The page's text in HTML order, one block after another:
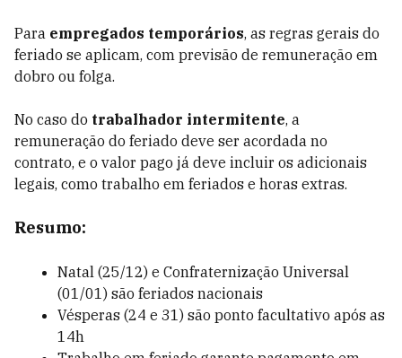
Para empregados temporários, as regras gerais do
feriado se aplicam, com previsão de remuneração em
dobro ou folga.
No caso do trabalhador intermitente, a
remuneração do feriado deve ser acordada no
contrato, e o valor pago já deve incluir os adicionais
legais, como trabalho em feriados e horas extras.
Resumo:
Natal (25/12) e Confraternização Universal
(01/01) são feriados nacionais
Vésperas (24 e 31) são ponto facultativo após as
14h